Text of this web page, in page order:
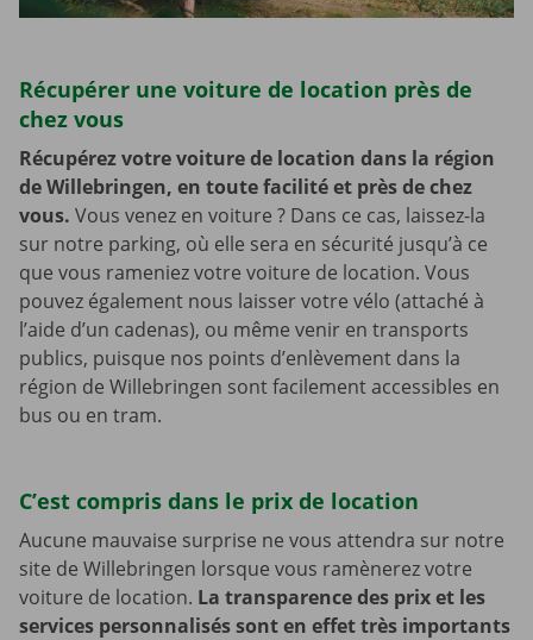
Récupérer une voiture de location près de
chez vous
Récupérez votre voiture de location dans la région
de Willebringen, en toute facilité et près de chez
vous. Vous venez en voiture ? Dans ce cas, laissez-la
sur notre parking, où elle sera en sécurité jusqu’à ce
que vous rameniez votre voiture de location. Vous
pouvez également nous laisser votre vélo (attaché à
l’aide d’un cadenas), ou même venir en transports
publics, puisque nos points d’enlèvement dans la
région de Willebringen sont facilement accessibles en
bus ou en tram.
C’est compris dans le prix de location
Aucune mauvaise surprise ne vous attendra sur notre
site de Willebringen lorsque vous ramènerez votre
voiture de location. La transparence des prix et les
services personnalisés sont en effet très importants